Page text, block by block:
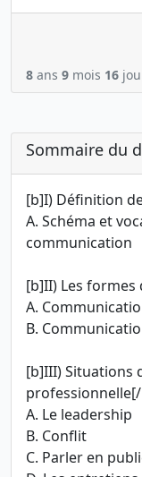
8 ans 9 mois 16
Sommaire du
[b]I) Définition
A. Schéma et
communication
[b]II) Les
A.
B.
[b]III) Situations
A. Le leadership
B. Conflit
C. Parler en